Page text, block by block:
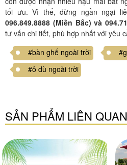
tối ưu. Vì thế, đừng ngần ngại
096.849.8888 (Miền Bắc) và
tư vấn chi tiết, phù hợp nhất với yêu
#bàn ghế ngoài trời
#ô dù ngoài trời
SẢN PHẨM LIÊN QUAN